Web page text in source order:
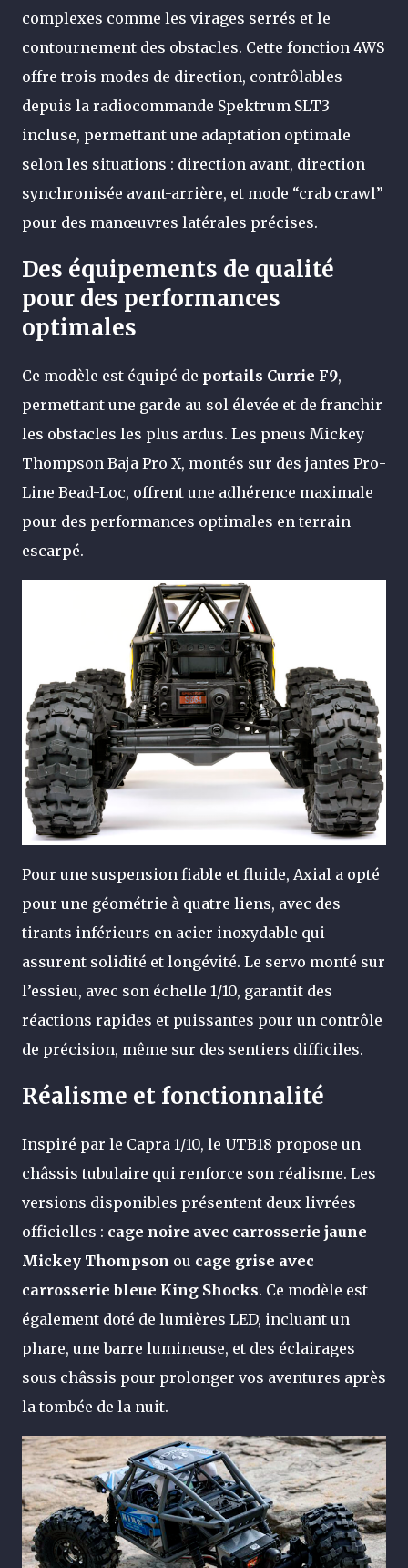
complexes comme les virages serrés et le
contournement des obstacles. Cette fonction 4WS
offre trois modes de direction, contrôlables
depuis la radiocommande Spektrum SLT3
incluse, permettant une adaptation optimale
selon les situations : direction avant, direction
synchronisée avant-arrière, et mode “crab crawl”
pour des manœuvres latérales précises.
Des équipements de qualité
pour des performances
optimales
Ce modèle est équipé de portails Currie F9,
permettant une garde au sol élevée et de franchir
les obstacles les plus ardus. Les pneus Mickey
Thompson Baja Pro X, montés sur des jantes Pro-
Line Bead-Loc, offrent une adhérence maximale
pour des performances optimales en terrain
escarpé.
Pour une suspension fiable et fluide, Axial a opté
pour une géométrie à quatre liens, avec des
tirants inférieurs en acier inoxydable qui
assurent solidité et longévité. Le servo monté sur
l’essieu, avec son échelle 1/10, garantit des
réactions rapides et puissantes pour un contrôle
de précision, même sur des sentiers difficiles.
Réalisme et fonctionnalité
Inspiré par le Capra 1/10, le UTB18 propose un
châssis tubulaire qui renforce son réalisme. Les
versions disponibles présentent deux livrées
officielles : cage noire avec carrosserie jaune
Mickey Thompson ou cage grise avec
carrosserie bleue King Shocks. Ce modèle est
également doté de lumières LED, incluant un
phare, une barre lumineuse, et des éclairages
sous châssis pour prolonger vos aventures après
la tombée de la nuit.